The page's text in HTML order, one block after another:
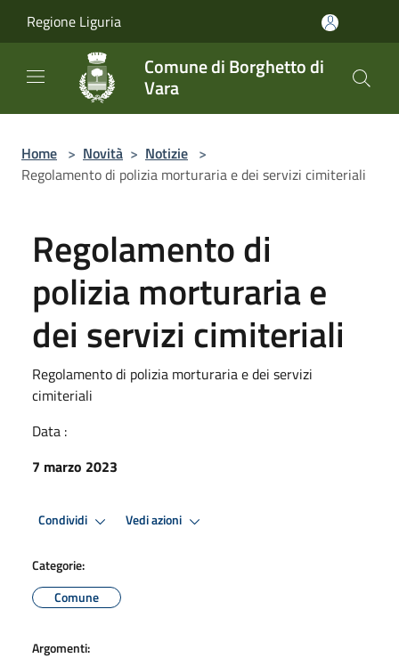
Regione Liguria
Comune di Borghetto di
Vara
Home > Novità > Notizie >
Regolamento di polizia morturaria e dei servizi cimiteriali
Regolamento di
polizia morturaria e
dei servizi cimiteriali
Regolamento di polizia morturaria e dei servizi
cimiteriali
Data :
7 marzo 2023
Condividi Vedi azioni
Categorie:
Comune
Argomenti: